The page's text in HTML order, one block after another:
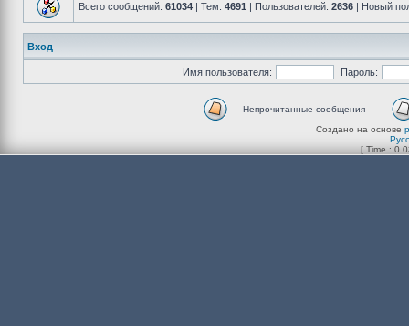
Всего сообщений: 61034 | Тем: 4691 | Пользователей: 2636 | Новый
Вход
Имя пользователя: Пароль:
Непрочитанные сообщения
Создано на основе
[ Time :